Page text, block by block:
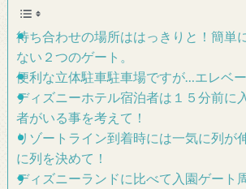
待ち合わせの場所ははっきりと！簡単
ない２つのゲート。
便利な立体駐車駐車場ですが…エレベ
ディズニーホテル宿泊者は１５分前に
者がいる事を考えて！
リゾートライン到着時には一気に列が
に列を決めて！
ディズニーランドに比べて入園ゲート